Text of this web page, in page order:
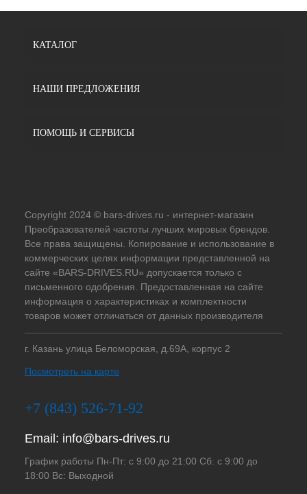
КАТАЛОГ
НАШИ ПРЕДЛОЖЕНИЯ
ПОМОЩЬ И СЕРВИСЫ
Copyright 2024 © bars-drives.ru - интернет-магазин
Преобразователей частоты лучших мировых брендов.
Все права защищены. Копирование и использование в
коммерческих целях информации представленной на
сайте «BARS-DRIVES.RU» допускается только с
письменного одобрения. Предоставленная на сайте
информация о характеристиках и комплектности
товаров может отличаться от данных производителя
г. Казань улица Беломорская, д.69А, корпус 2
Посмотреть на карте
+7 (843) 526-71-92
Email: info@bars-drives.ru
График работы Пн-Пт: с 9:00 до 21:00 Сб: с 9:00 до
18:00 Вс: Выходной